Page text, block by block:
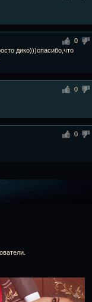
0
дико)))спасибо,что
0
0